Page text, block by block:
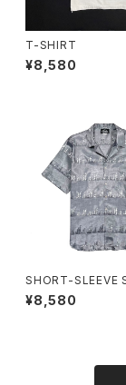
T-SHIRT
¥8,580
SHORT-SLEEVE
¥8,580